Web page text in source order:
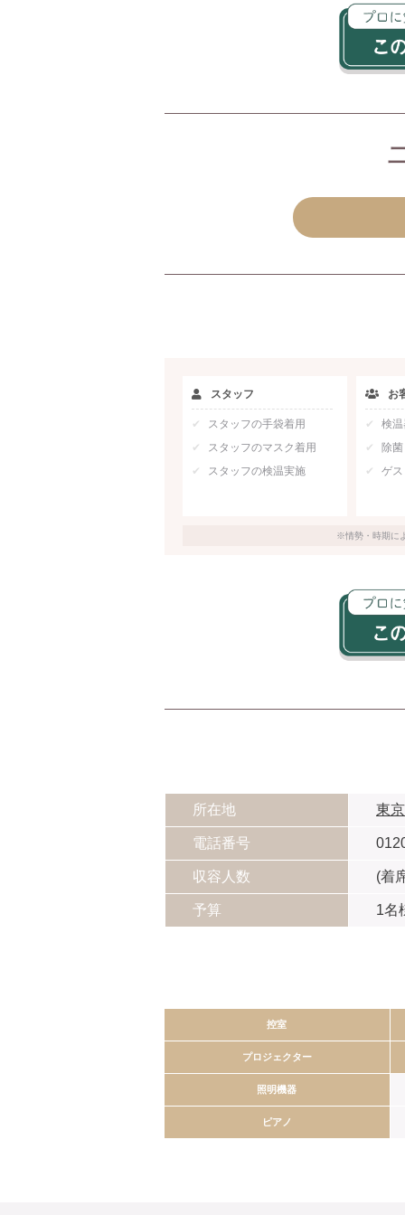
スタッフ
スタッフの手袋着用
スタッフのマスク着用
スタッフの検温実施
お
検
除
ゲ
※情勢・時期に
所在地 東
電話番号
収容人数 (着
予算 1名
控室
プロジェクター
照明機器
ピアノ